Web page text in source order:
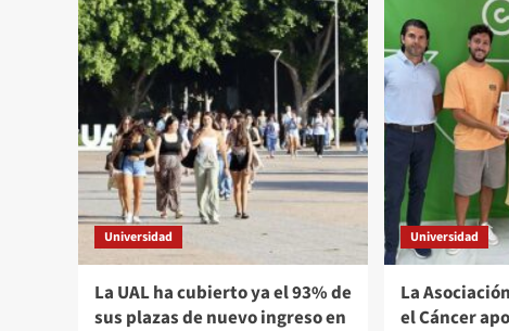
Universidad
La UAL ha cubierto ya el 93% de
sus plazas de nuevo ingreso en
Universidad
La
el Cáncer